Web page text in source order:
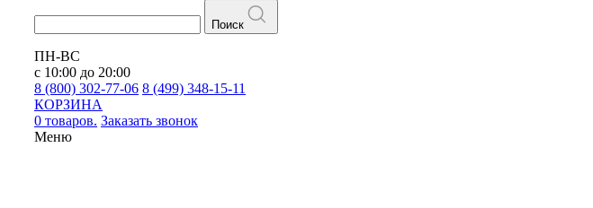
Поиск
ПН-ВС
с 10:00 до 20:00
8 (800) 302-77-06 8 (499) 348-15-11
КОРЗИНА
0 товаров. Заказать звонок
Меню